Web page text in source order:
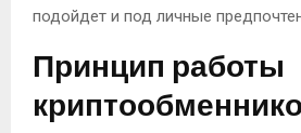
подойдет и под личные
Принцип работы